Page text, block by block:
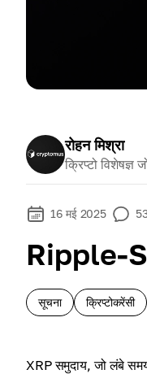
रोहन मिश्रा
क्रिप्टो
16 मई 2025
Ripple-
सूचना क्रिप्टोकरेंसी
XRP समुदाय, जो लंबे